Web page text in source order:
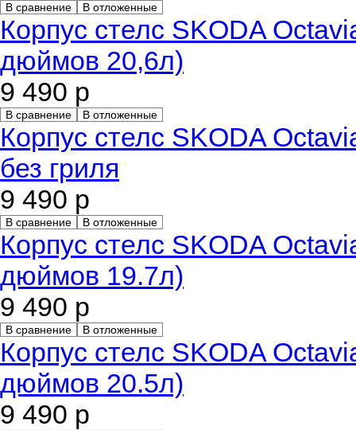
В сравнение В отложенные
Корпус стелс SKODA
дюймов 20,6л)
9 490 р
В сравнение В отложенные
Корпус стелс SKODA
без гриля
9 490 р
В сравнение В отложенные
Корпус стелс SKODA
дюймов 19.7л)
9 490 р
В сравнение В отложенные
Корпус стелс SKODA
дюймов 20.5л)
9 490 р